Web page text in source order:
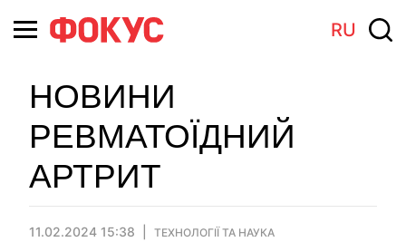
RU
НОВИНИ
РЕВМАТОЇДНИЙ
АРТРИТ
11.02.2024 15:38 ТЕХНОЛОГІЇ ТА НАУКА